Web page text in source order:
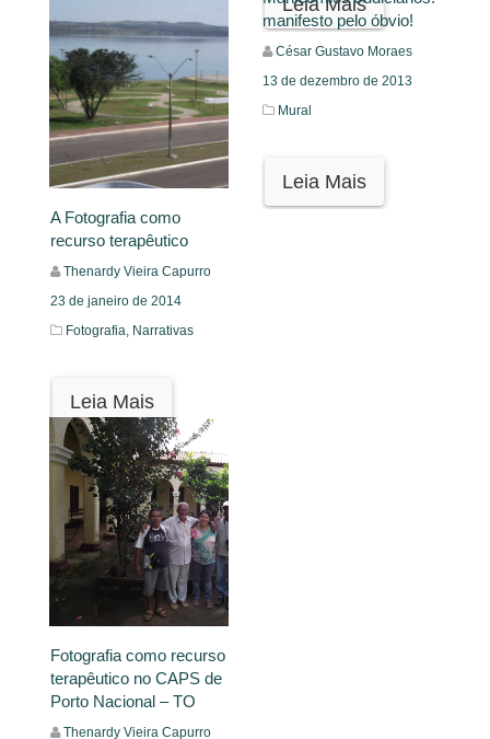
A Fotografia como
recurso terapêutico
Thenardy Vieira Capurro
23 de janeiro de 2014
Fotografia, Narrativas
Leia Mais
manifesto pelo óbvio!
César Gustavo Moraes
13 de dezembro de 2013
Mural
Leia Mais
Fotografia como recurso
terapêutico no CAPS de
Porto Nacional – TO
Thenardy Vieira Capurro